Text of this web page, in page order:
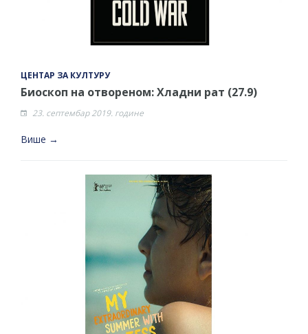
ЦЕНТАР ЗА КУЛТУРУ
Биоскоп на отвореном: Хладни рат (27.9)
23. септембар 2019. године
Више →